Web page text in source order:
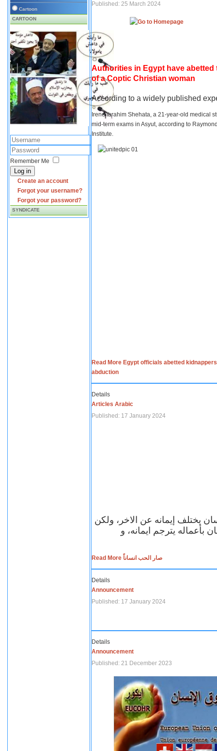
Cartoon
CARTOON
Remember Me
Log in
Create an account
Forgot your username?
Forgot your password?
SYNDICATE
Published: 25 March 2024
Authorities in Egypt have
of a Coptic Christian woman
According to a widely published
Irene Ibrahim Shehata, a 21-year-old medical
mid-term exams in Asyut, according to
Institute.
Read More Egypt officials abetted
abduction
Details
Articles Arabic
Published: 17 January 2024
يختلف إيمانه عن الاخر، ولكن
بأعماله يترجم ايمانه، و
Read More صار الحب انساناً
Details
Announcement
Published: 17 January 2024
Details
Announcement
Published: 21 December 2023